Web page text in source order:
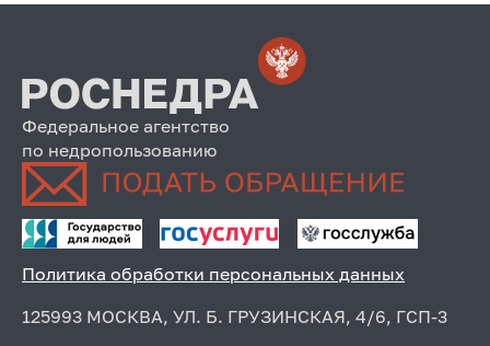
Федеральное агентство
по недропользованию
Политика обработки персональных данных
125993 МОСКВА, УЛ. Б. ГРУЗИНСКАЯ, 4/6, ГСП-3